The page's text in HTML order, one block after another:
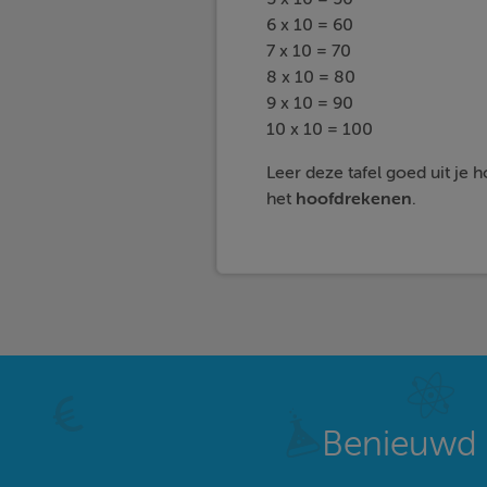
6 x 10 = 60
7 x 10 = 70
8 x 10 = 80
9 x 10 = 90
10 x 10 = 100
Leer deze tafel goed uit je
het hoofdrekenen.